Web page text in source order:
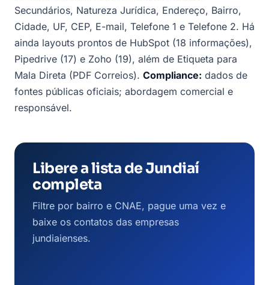
Secundários, Natureza Jurídica, Endereço, Bairro,
Cidade, UF, CEP, E-mail, Telefone 1 e Telefone 2. Há
ainda layouts prontos de HubSpot (18 informações),
Pipedrive (17) e Zoho (19), além de Etiqueta para
Mala Direta (PDF Correios). Compliance: dados de
fontes públicas oficiais; abordagem comercial e
responsável.
Libere a lista de Jundiaí
completa
Filtre por bairro e CNAE, pague uma vez e
baixe os contatos das empresas
jundiaienses.